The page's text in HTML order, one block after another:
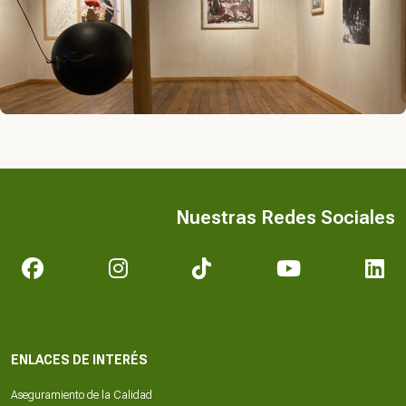
ENLACES DE INTERÉS
Aseguramiento de la Calidad
Nuestras Redes Sociales